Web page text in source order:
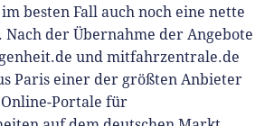
besten Fall auch noch eine nette
Nach der Übernahme der Angebote
und mitfahrzentrale.de
Paris einer der größten Anbieter
Portale für